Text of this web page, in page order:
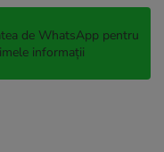
de WhatsApp pentru
informații